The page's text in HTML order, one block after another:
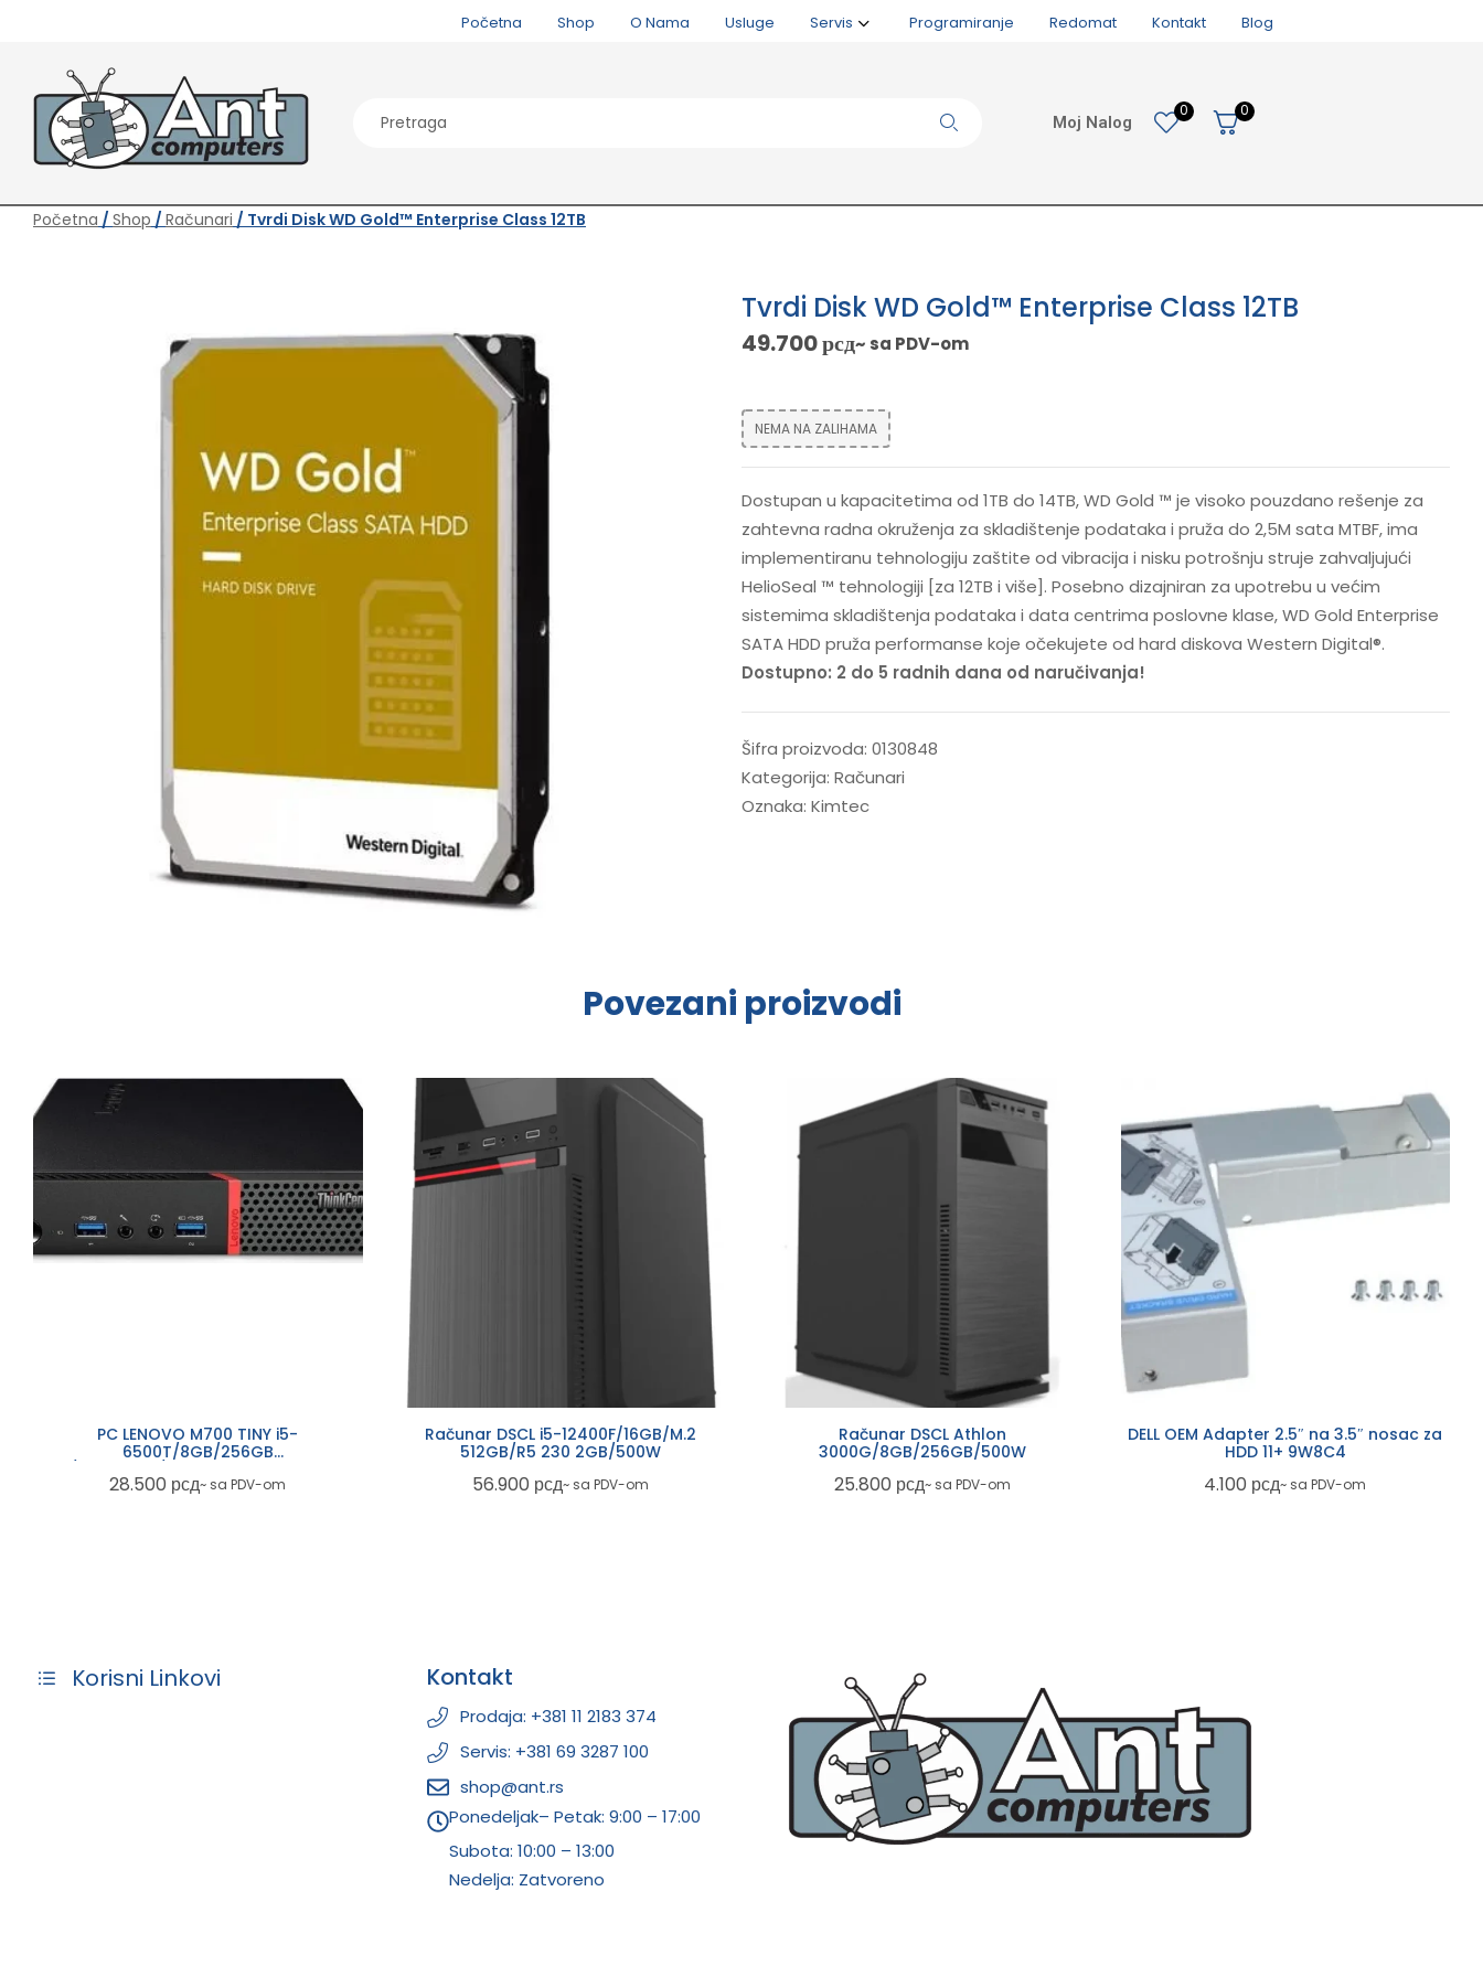
Početna Shop O Nama Usluge Servis Programiranje Redomat Kontakt Blog
Moj Nalog
0 0
Početna / Shop / Računari / Tvrdi Disk WD Gold™ Enterprise Class 12TB
Tvrdi Disk WD Gold™ Enterprise Class 12TB
49.700рсд~ sa PDV-om
NEMA NA ZALIHAMA
Dostupan u kapacitetima od 1TB do 14TB, WD Gold ™ je visoko pouzdano rešenje za
zahtevna radna okruženja za skladištenje podataka i pruža do 2,5M sata MTBF, ima
implementiranu tehnologiju zaštite od vibracija i nisku potrošnju struje zahvaljujući
HelioSeal ™ tehnologiji [za 12TB i više]. Posebno dizajniran za upotrebu u većim
sistemima skladištenja podataka i data centrima poslovne klase, WD Gold Enterprise
SATA HDD pruža performanse koje očekujete od hard diskova Western Digital®.
Dostupno: 2 do 5 radnih dana od naručivanja!
Šifra proizvoda: 0130848
Kategorija: Računari
Oznaka: Kimtec
Povezani proizvodi
PC LENOVO M700 TINY i5-
6500T/8GB/256GB
ref.
28.500 рсд~ sa PDV-om
Računar DSCL i5-12400F/16GB/M.2
512GB/R5 230 2GB/500W
56.900 рсд~ sa PDV-om
Računar DSCL Athlon
3000G/8GB/256GB/500W
25.800 рсд~ sa PDV-om
DELL OEM Adapter 2.5″ na 3.5″ nosac za
HDD 11+ 9W8C4
4.100 рсд~ sa PDV-om
Korisni Linkovi Kontakt
Prodaja: +381 11 2183 374
Servis: +381 69 3287 100
shop@ant.rs
Ponedeljak– Petak: 9:00 – 17:00
Subota: 10:00 – 13:00
Nedelja: Zatvoreno